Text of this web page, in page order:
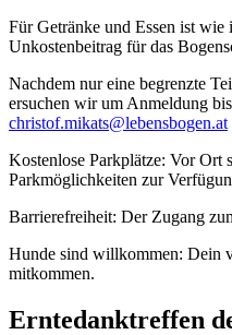
Für Getränke und Essen ist wie
Unkostenbeitrag für das
Nachdem nur eine begrenzte
ersuchen wir um Anmeldung
christof.mikats@lebensbogen.at
Kostenlose Parkplätze: Vor Ort
Parkmöglichkeiten zur
Barrierefreiheit: Der Zugang
Hunde sind willkommen: Dein
mitkommen.
Erntedanktreffen